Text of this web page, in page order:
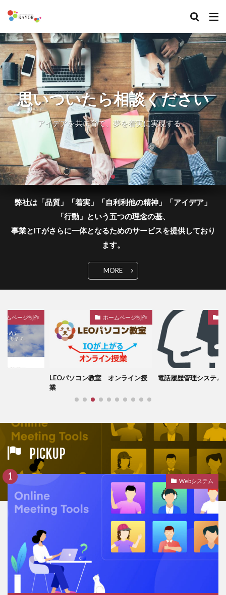
思いついたら相談ください
アイデアを共に育て、夢を着実に実現する。
リアルな扉、開きません
か？
アイデアを共に育て、夢を着実に実現する。
あったらいいな？を叶えま
す
アイデアを共に育て、夢を着実に実現する。
弊社は「品質」「着実」「自利利他の精神」「アイデア」
「行動」という五つの理念の基、
事業とITがさらに一体となるためのサービスを提供しており
ます。
MORE
ホームページ制作
オンライン授
Webシステム
電話履歴管理システム 人材派遣会社
PICKUP
Webシステム